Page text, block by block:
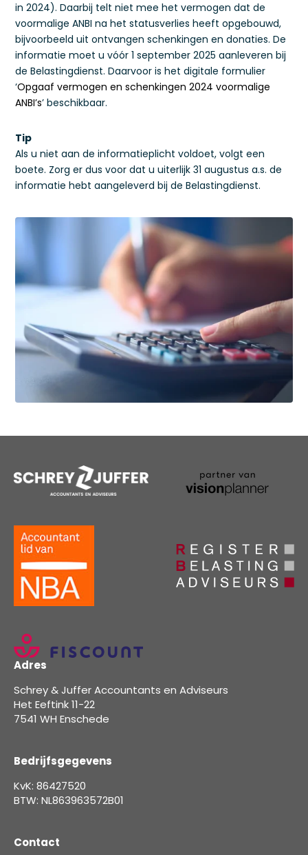
in 2024). Daarbij telt niet mee het vermogen dat de
voormalige ANBI na het statusverlies heeft opgebouwd,
bijvoorbeeld uit ontvangen schenkingen en donaties. De
informatie moet u vóór 1 september 2025 aanleveren bij
de Belastingdienst. Daarvoor is het digitale formulier
‘Opgaaf vermogen en schenkingen 2024 voormalige
ANBI’s’ beschikbaar.
Tip
Als u niet aan de informatieplicht voldoet, volgt een
boete. Zorg er dus voor dat u uiterlijk 31 augustus a.s. de
informatie hebt aangeleverd bij de Belastingdienst.
Adres
Schrey & Juffer Accountants en Adviseurs
Het Eeftink 11-22
7541 WH Enschede
Bedrijfsgegevens
KvK: 86427520
BTW: NL863963572B01
Contact